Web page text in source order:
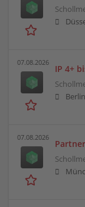
07.08.2026
IP 4+
Berlin
07.08.2026